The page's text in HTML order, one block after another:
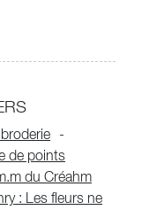
de points
du Créahm
: Les fleurs ne